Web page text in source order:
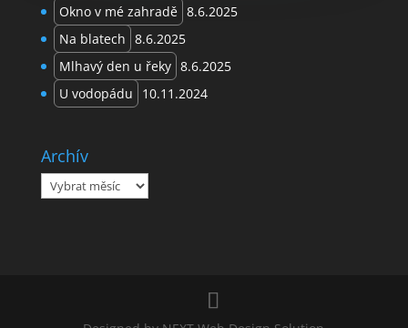
Okno v mé zahradě 8.6.2025
Na blatech 8.6.2025
Mlhavý den u řeky 8.6.2025
U vodopádu
10.11.2024
Archív
Archív